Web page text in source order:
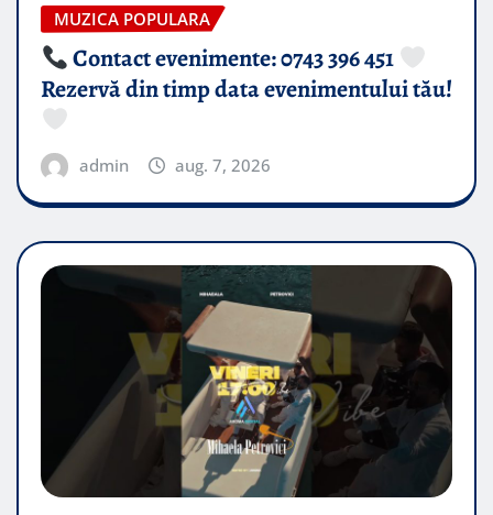
MUZICA POPULARA
Contact evenimente: 0743 396 451
Rezervă din timp data evenimentului tău!
admin aug. 7, 2026